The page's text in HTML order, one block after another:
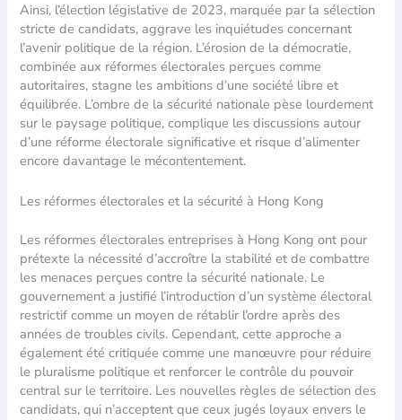
Ainsi, l’élection législative de 2023, marquée par la sélection
stricte de candidats, aggrave les inquiétudes concernant
l’avenir politique de la région. L’érosion de la démocratie,
combinée aux réformes électorales perçues comme
autoritaires, stagne les ambitions d’une société libre et
équilibrée. L’ombre de la sécurité nationale pèse lourdement
sur le paysage politique, complique les discussions autour
d’une réforme électorale significative et risque d’alimenter
encore davantage le mécontentement.
Les réformes électorales et la sécurité à Hong Kong
Les réformes électorales entreprises à Hong Kong ont pour
prétexte la nécessité d’accroître la stabilité et de combattre
les menaces perçues contre la sécurité nationale. Le
gouvernement a justifié l’introduction d’un système électoral
restrictif comme un moyen de rétablir l’ordre après des
années de troubles civils. Cependant, cette approche a
également été critiquée comme une manœuvre pour réduire
le pluralisme politique et renforcer le contrôle du pouvoir
central sur le territoire. Les nouvelles règles de sélection des
candidats, qui n’acceptent que ceux jugés loyaux envers le